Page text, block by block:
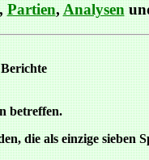
Partien,Analysen
betreffen.
die als einzige sieben